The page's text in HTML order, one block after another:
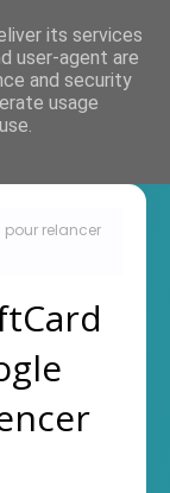
relancer
its services
user-agent are
and security
usage